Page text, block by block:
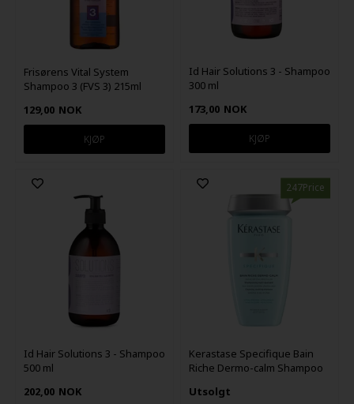
Frisørens Vital System
Shampoo 3 (FVS 3) 215ml
129,00 NOK
Id Hair Solutions 3 - Shampoo
300 ml
173,00 NOK
Id Hair Solutions 3 - Shampoo
500 ml
202,00 NOK
247Price
Kerastase Specifique Bain
Riche Dermo-calm Shampoo
Utsolgt